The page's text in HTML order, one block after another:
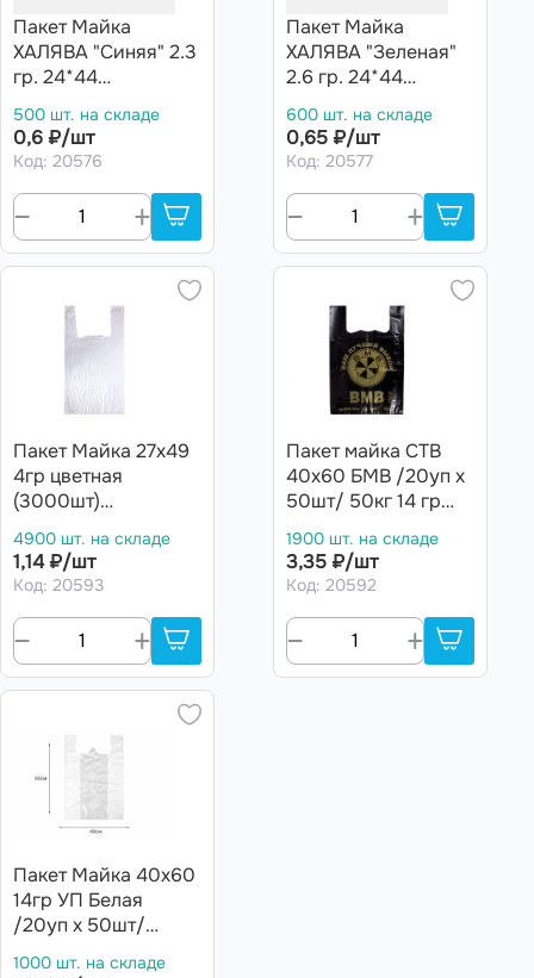
Пакет Майка
ХАЛЯВА "Синяя" 2.3
гр. 24*44
500 шт. на складе
0,6 ₽/шт
Код: 20576
Пакет Майка
ХАЛЯВА "Зеленая"
2.6 гр. 24*44
600 шт. на складе
0,65 ₽/шт
Код: 20577
Пакет Майка 27х49
4гр цветная
(3000шт)
белая
4900 шт. на складе
1,14 ₽/шт
Код: 20593
Пакет майка СТВ
40х60 БМВ /20уп х
50шт/ 50кг 14 гр
1900 шт. на складе
3,35 ₽/шт
Код: 20592
Пакет Майка 40х60
14гр УП Белая
/20уп х 50шт/
1000 шт. на складе